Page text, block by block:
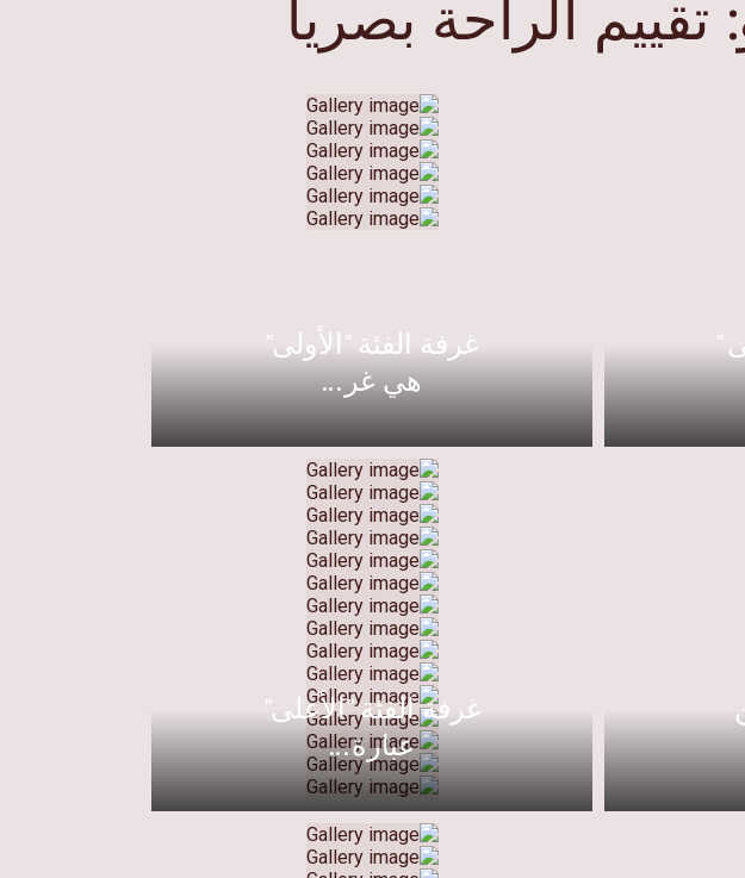
الراحة بصريا
"
غرفة الفئة "الأولى"
هي غر...
غرفة الفئة "الأعلى"
عبارة...